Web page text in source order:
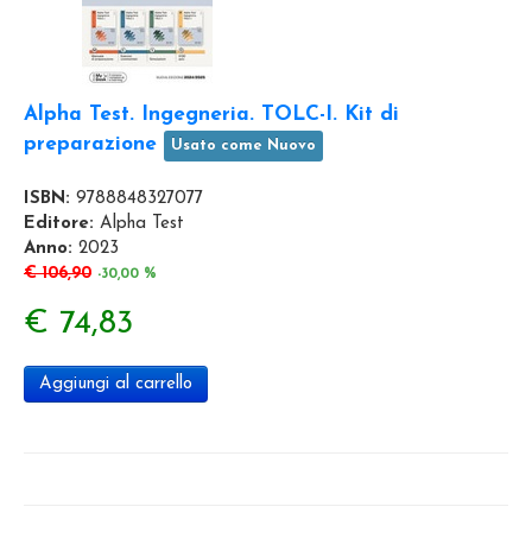
Alpha Test. Ingegneria. TOLC-I. Kit di
preparazione
Usato come Nuovo
ISBN: 9788848327077
Editore: Alpha Test
Anno: 2023
€ 106,90 -30,00 %
€ 74,83
Aggiungi al carrello